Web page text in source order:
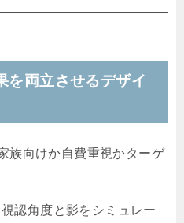
を両立させるデザイ
族向けか自費重視かターゲ
認角度と影をシミュレー